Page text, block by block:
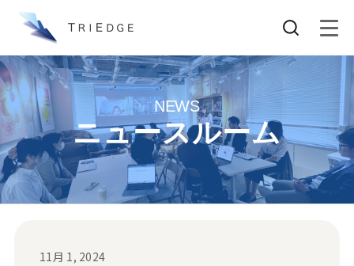
NEWS
ニュースルーム
11月 1, 2024